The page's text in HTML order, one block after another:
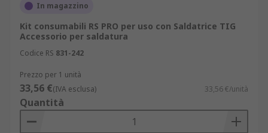
In magazzino
Kit consumabili RS PRO per uso con Saldatrice TIG
Accessorio per saldatura
Codice RS 831-242
Prezzo per 1 unità
33,56 €(IVA esclusa) 33,56 €/unità
Quantità